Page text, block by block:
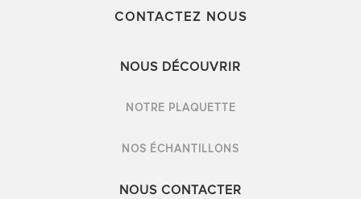
CONTACTEZ NOUS
NOUS DÉCOUVRIR
NOTRE PLAQUETTE
NOS ÉCHANTILLONS
NOUS CONTACTER